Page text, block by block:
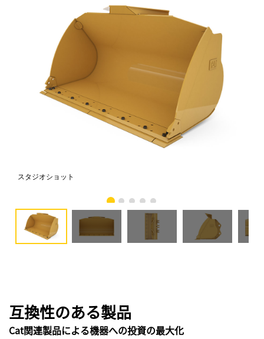
スタジオショット
互換性のある製品
Cat関連製品による機器への投資の最大化